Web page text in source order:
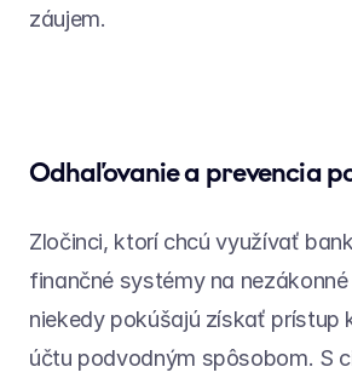
záujem.
Odhaľovanie a prevencia
Zločinci, ktorí chcú využívať
finančné systémy na
niekedy pokúšajú získať prístup
účtu podvodným spôsobom. S